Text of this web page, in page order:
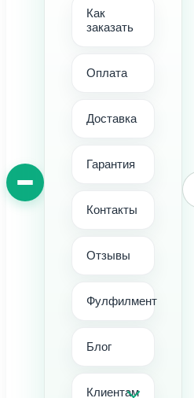
Как
заказать
Оплата
Доставка
Гарантия
Контакты
Отзывы
Фулфилмент
Блог
Клиентам